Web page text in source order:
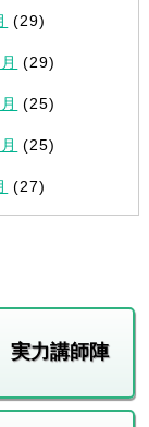
(29)
(29)
(25)
(25)
(27)
実力講師陣